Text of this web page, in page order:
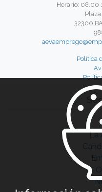
Horario: 08.00
32300
Política
La